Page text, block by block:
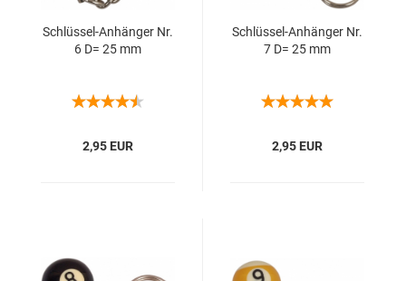
Schlüssel-​​An­hän­ger Nr.
6 D= 25 mm
2,95 EUR
Schlüssel-​​An­hän­ger Nr.
7 D= 25 mm
2,95 EUR